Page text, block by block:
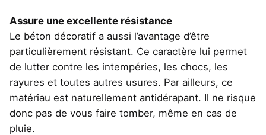
Assure une excellente résistance
Le béton décoratif a aussi l’avantage d’être
particulièrement résistant. Ce caractère lui permet
de lutter contre les intempéries, les chocs, les
rayures et toutes autres usures. Par ailleurs, ce
matériau est naturellement antidérapant. Il ne risque
donc pas de vous faire tomber, même en cas de
pluie.